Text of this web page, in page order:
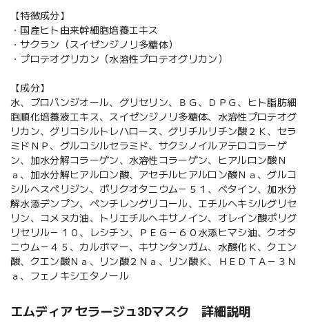
【特徴成分】
・国産ヒト由来幹細胞培養エキス
・サクラン（スイゼンジノリ多糖体）
・プロテオグリカン（水溶性プロテオグリカン）
【成分】
水、プロパンジオール、グリセリン、ＢＧ、ＤＰＧ、ヒト脂肪細
胞順化培養液エキス、スイゼンジノリ多糖体、水溶性プロテオグ
リカン、グリコシルトレハロース、グリチルリチン酸２Ｋ、セラ
ミドＮＰ、グルコシルセラミド、サクシノイルアテロコラーゲ
ン、加水分解コラーゲン、水溶性コラーゲン、ヒアルロン酸Ｎ
ａ、加水分解ヒアルロン酸、アセチルヒアルロン酸Ｎａ、グルコ
シルヘスペリジン、ポリクオタニウム－５１、ベタイン、加水分
解水添デンプン、ペンチレングリコール、エチルヘキシルグリセ
リン、コメヌカ油、トリエチルヘキサノイン、オレイン酸ポリグ
リセリル－１０、レシチン、ＰＥＧ－６０水添ヒマシ油、クオタ
ニウム－４５、カルボマー、キサンタンガム、水酸化Ｋ、クエン
酸、クエン酸Ｎａ、リン酸２Ｎａ、リン酸Ｋ、ＨＥＤＴＡ－３Ｎ
ａ、フェノキシエタノール
エムディア セラージュ3Dマスク 詳細説明